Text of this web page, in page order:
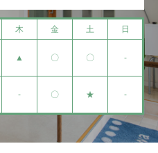
木 金 土 日
▲ 〇 〇 -
- 〇 ★ -